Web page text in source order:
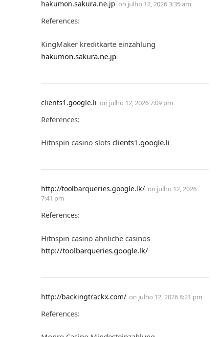
hakumon.sakura.ne.jp on julho 12, 2026 3:35 am
References:
KingMaker kreditkarte einzahlung
hakumon.sakura.ne.jp
clients1.google.li on julho 12, 2026 7:09 pm
References:
Hitnspin casino slots clients1.google.li
http://toolbarqueries.google.lk/ on julho 12, 2026
7:41 pm
References:
Hitnspin casino ähnliche casinos
http://toolbarqueries.google.lk/
http://backingtrackx.com/ on julho 12, 2026 8:21 pm
References: